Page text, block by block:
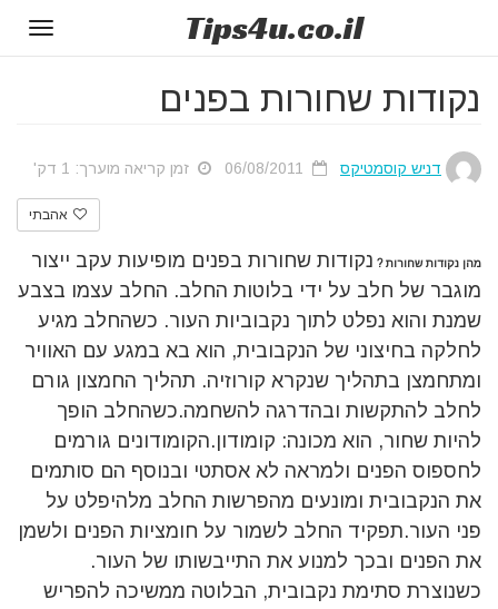
Tips4u.co.il
נקודות שחורות בפנים
דניש קוסמטיקס זמן קריאה מוערך: 1 דק'
אהבתי
מהן נקודות שחורות ? נקודות שחורות בפנים מופיעות עקב ייצור
מוגבר של חלב על ידי בלוטות החלב. החלב עצמו בצבע
שמנת והוא נפלט לתוך נקבוביות העור. כשהחלב מגיע
לחלקה בחיצוני של הנקבובית, הוא בא במגע עם האוויר
ומתחמצן בתהליך שנקרא קורוזיה. תהליך החמצון גורם
לחלב להתקשות ובהדרגה להשחמה.כשהחלב הופך
להיות שחור, הוא מכונה: קומודון.הקומודונים גורמים
לחספוס הפנים ולמראה לא אסתטי ובנוסף הם סותמים
את הנקבובית ומונעים מהפרשות החלב מלהיפלט על
פני העור.תפקיד החלב לשמור על חומציות הפנים ולשמן
את הפנים ובכך למנוע את התייבשותו של העור.
כשנוצרת סתימת נקבובית, הבלוטה ממשיכה להפריש